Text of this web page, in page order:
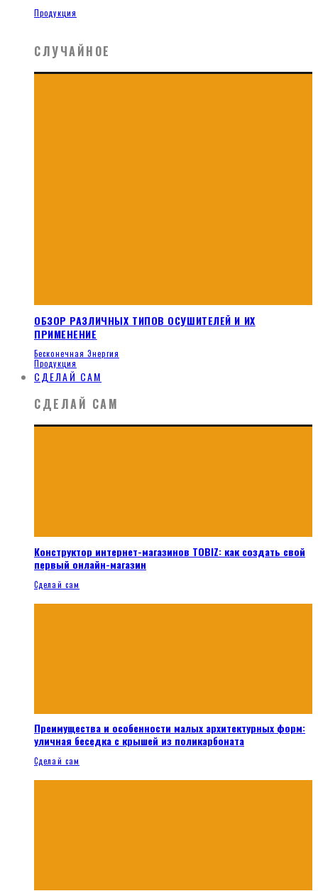
Продукция
СЛУЧАЙНОЕ
ОБЗОР РАЗЛИЧНЫХ ТИПОВ ОСУШИТЕЛЕЙ И ИХ
ПРИМЕНЕНИЕ
Бесконечная Энергия
Продукция
СДЕЛАЙ САМ
СДЕЛАЙ САМ
Конструктор интернет-магазинов TOBIZ: как создать свой
первый онлайн-магазин
Сделай сам
Преимущества и особенности малых архитектурных форм:
уличная беседка с крышей из поликарбоната
Сделай сам